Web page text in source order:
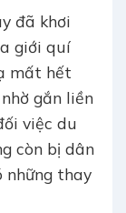
đã khơi
giới quí
mất hết
gắn liền
việc du
còn bị dân
những thay